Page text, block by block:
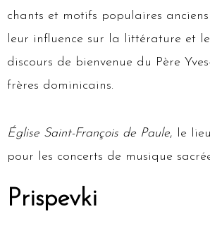
chants et motifs populaires
leur influence sur la littérature et
discours de bienvenue du Père
frères dominicains.
Église Saint-François de Paule, le
pour les concerts de musique
Prispevki